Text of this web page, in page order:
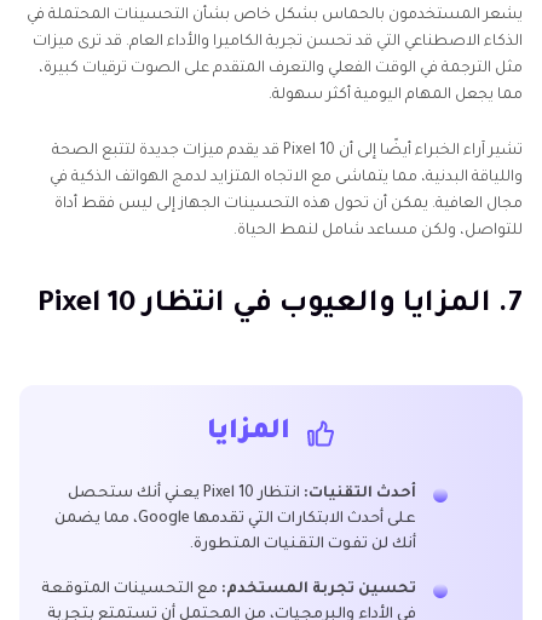
يشعر المستخدمون بالحماس بشكل خاص بشأن التحسينات المحتملة في
الذكاء الاصطناعي التي قد تحسن تجربة الكاميرا والأداء العام. قد ترى ميزات
مثل الترجمة في الوقت الفعلي والتعرف المتقدم على الصوت ترقيات كبيرة،
مما يجعل المهام اليومية أكثر سهولة.
تشير آراء الخبراء أيضًا إلى أن Pixel 10 قد يقدم ميزات جديدة لتتبع الصحة
واللياقة البدنية، مما يتماشى مع الاتجاه المتزايد لدمج الهواتف الذكية في
مجال العافية. يمكن أن تحول هذه التحسينات الجهاز إلى ليس فقط أداة
للتواصل، ولكن مساعد شامل لنمط الحياة.
7. المزايا والعيوب في انتظار Pixel 10
المزايا
أحدث التقنيات:
انتظار Pixel 10 يعني أنك ستحصل
على أحدث الابتكارات التي تقدمها Google، مما يضمن
أنك لن تفوت التقنيات المتطورة.
تحسين تجربة المستخدم: مع التحسينات المتوقعة
في الأداء والبرمجيات، من المحتمل أن تستمتع بتجربة